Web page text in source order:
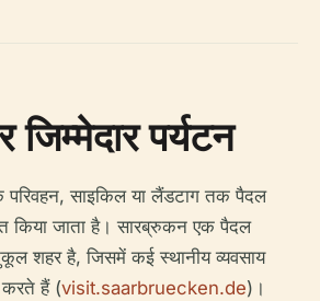
पर्यटन
परिवहन, साइकिल या लैंडटाग तक पैदल
किया जाता है। सारब्रुकन एक पैदल
शहर है, जिसमें कई स्थानीय व्यवसाय
करते हैं (visit.saarbruecken.de)।